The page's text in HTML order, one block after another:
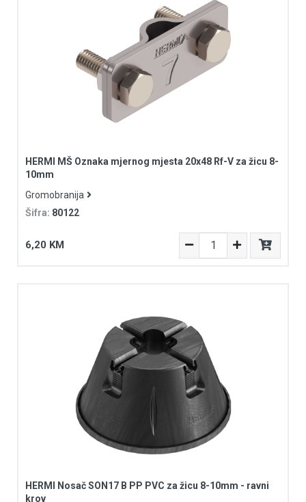
HERMI MŠ Oznaka mjernog mjesta 20x48 Rf-V za žicu 8-
10mm
Gromobranija
Šifra: 80122
6,20 KM
HERMI Nosač SON17 B PP PVC za žicu 8-10mm - ravni
krov